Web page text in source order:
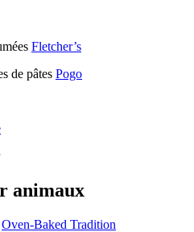
Fletcher’s
de pâtes Pogo
animaux
Oven-Baked Tradition